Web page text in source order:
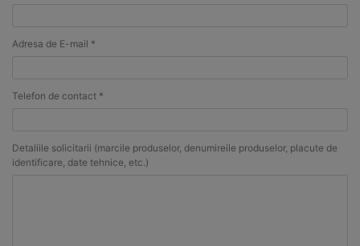
Adresa de E-mail *
Telefon de contact *
Detaliile solicitarii (marcile produselor, denumireile produselor, placute de
identificare, date tehnice, etc.)